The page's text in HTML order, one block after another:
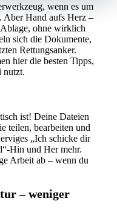
wenn es um
Aber Hand aufs Herz –
ohne wirklich
sich die Dokumente,
Rettungsanker.
hier die besten Tipps,
nutzt.
ist! Deine Dateien
teilen, bearbeiten und
„Ich schicke dir
Hin und Her mehr.
Arbeit ab – wenn du
– weniger